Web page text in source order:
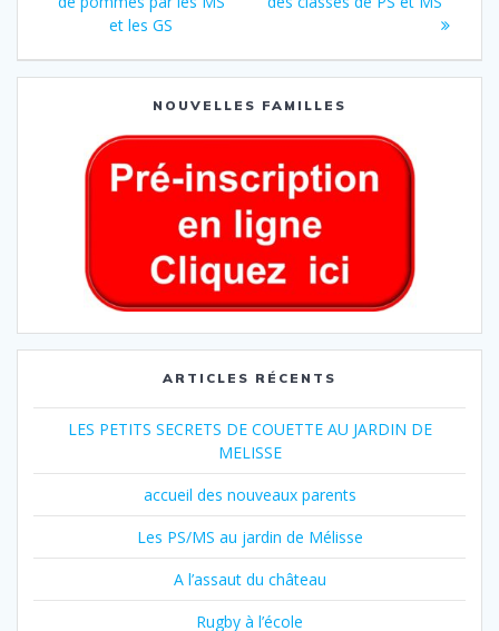
et les GS
NOUVELLES FAMILLES
ARTICLES RÉCENTS
LES PETITS SECRETS DE COUETTE AU JARDIN DE
MELISSE
accueil des nouveaux parents
Les PS/MS au jardin de Mélisse
A l’assaut du château
Rugby à l’école